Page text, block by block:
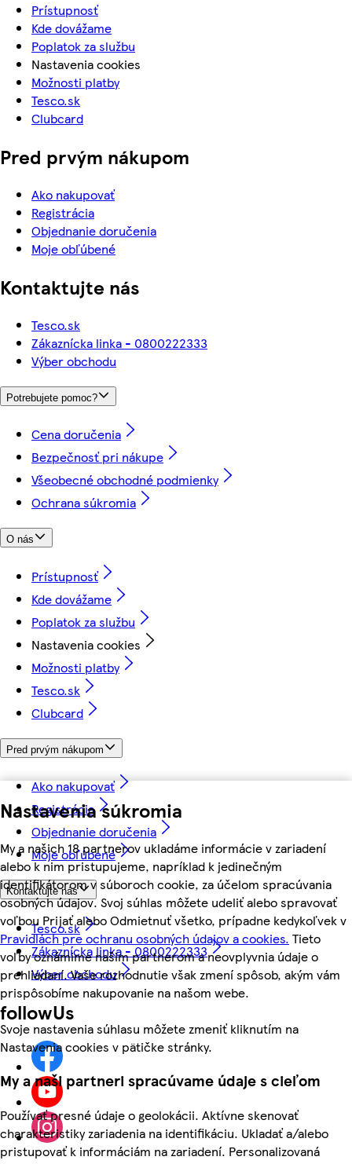
Nastavenia súkromia
My a našich 18 partnerov ukladáme informácie v zariadení
alebo k nim pristupujeme, napríklad k jedinečným
identifikátorom v súboroch cookie, za účelom spracúvania
osobných údajov. Svoj súhlas môžete udeliť alebo spravovať
voľbou Prijať alebo Odmietnuť všetko, prípadne kedykoľvek v
Pravidlách pre ochranu osobných údajov a cookies. Tieto
voľby oznámime našim partnerom a neovplyvnia údaje o
prehliadaní. Vaše rozhodnutie však zmení spôsob, akým vám
prispôsobíme nakupovanie na našom webe.
Svoje nastavenia súhlasu môžete zmeniť kliknutím na
Nastavenia cookies v pätičke stránky.
My a naši partneri spracúvame údaje s cieľom
Používať presné údaje o geolokácii. Aktívne skenovať
charakteristiky zariadenia na identifikáciu. Ukladať a/alebo
pristupovať k informáciám na zariadení. Personalizovaná
Prístupnosť
Kde dovážame
Poplatok za službu
Nastavenia cookies
Možnosti platby
Tesco.sk
Clubcard
Pred prvým nákupom
Ako nakupovať
Registrácia
Objednanie doručenia
Moje obľúbené
Kontaktujte nás
Tesco.sk
Zákaznícka linka - 0800222333
Výber obchodu
Potrebujete pomoc?
Cena doručenia
Bezpečnosť pri nákupe
Všeobecné obchodné podmienky
Ochrana súkromia
O nás
Prístupnosť
Kde dovážame
Poplatok za službu
Nastavenia cookies
Možnosti platby
Tesco.sk
Clubcard
Pred prvým nákupom
Ako nakupovať
Registrácia
Objednanie doručenia
Moje obľúbené
Kontaktujte nás
Tesco.sk
Zákaznícka linka - 0800222333
Výber obchodu
followUs